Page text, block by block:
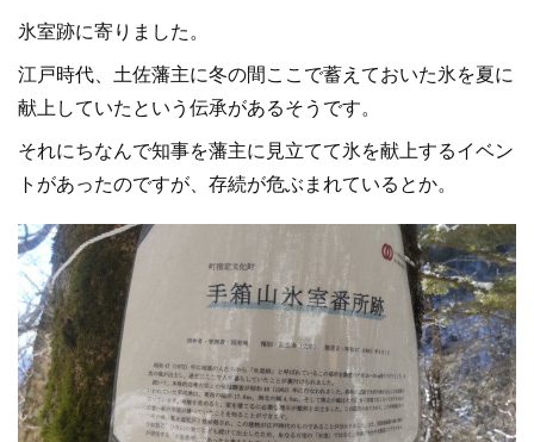
氷室跡に寄りました。
江戸時代、土佐藩主に冬の間ここで蓄えておいた氷を夏に
献上していたという伝承があるそうです。
それにちなんで知事を藩主に見立てて氷を献上するイベン
トがあったのですが、存続が危ぶまれているとか。